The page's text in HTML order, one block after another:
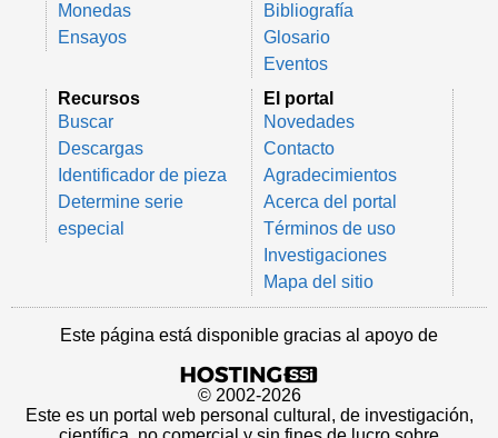
Monedas
Ensayos
Bibliografía
Glosario
Eventos
Recursos
Buscar
Descargas
Identificador de pieza
Determine serie
especial
El portal
Novedades
Contacto
Agradecimientos
Acerca del portal
Términos de uso
Investigaciones
Mapa del sitio
Este página está disponible gracias al apoyo de
© 2002-2026
Este es un portal web personal cultural, de investigación,